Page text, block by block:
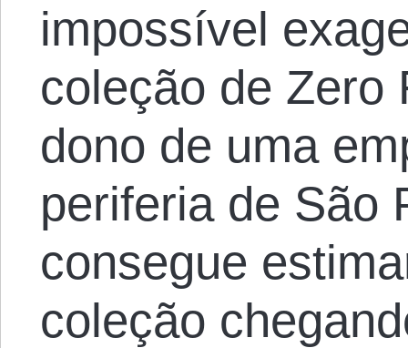
impossível
coleção de Zero
dono de uma
periferia de São
consegue
coleção